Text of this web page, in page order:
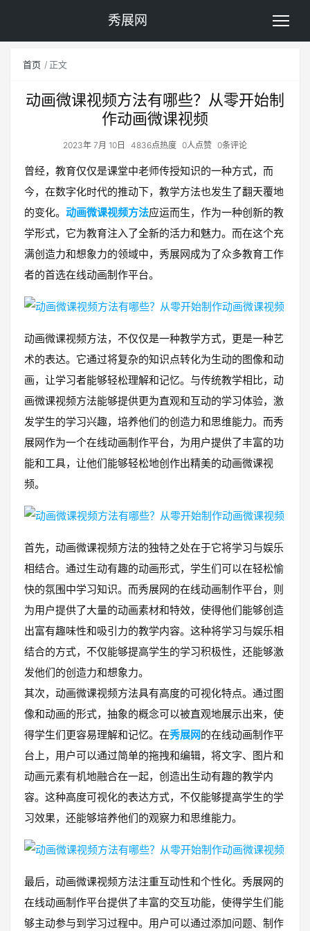
秀展网
首页 正文
动画微课视频方法有哪些？从零开始制
作动画微课视频
2023年 7月 10日 4836点热度 0人点赞 0条评论
曾经，教育仅仅是课堂中老师传授知识的一种方式，而
今，在数字化时代的推动下，教学方法也发生了翻天覆地
的变化。 动画微课视频方法应运而生，作为一种创新的教
学形式，它为教育注入了全新的活力和魅力。而在这个充
满创造力和想象力的领域中，秀展网成为了众多教育工作
者的首选在线动画制作平台。
动画微课视频方法，不仅仅是一种教学方式，更是一种艺
术的表达。它通过将复杂的知识点转化为生动的图像和动
画，让学习者能够轻松理解和记忆。与传统教学相比，动
画微课视频方法能够提供更为直观和互动的学习体验，激
发学生的学习兴趣，培养他们的创造力和思维能力。而秀
展网作为一个在线动画制作平台，为用户提供了丰富的功
能和工具，让他们能够轻松地创作出精美的动画微课视
频。
首先，动画微课视频方法的独特之处在于它将学习与娱乐
相结合。通过生动有趣的动画形式，学生们可以在轻松愉
快的氛围中学习知识。而秀展网的在线动画制作平台，则
为用户提供了大量的动画素材和特效，使得他们能够创造
出富有趣味性和吸引力的教学内容。这种将学习与娱乐相
结合的方式，不仅能够提高学生的学习积极性，还能够激
发他们的创造力和想象力。
其次，动画微课视频方法具有高度的可视化特点。通过图
像和动画的形式，抽象的概念可以被直观地展示出来，使
得学生们更容易理解和记忆。在秀展网的在线动画制作平
台上，用户可以通过简单的拖拽和编辑，将文字、图片和
动画元素有机地融合在一起，创造出生动有趣的教学内
容。这种高度可视化的表达方式，不仅能够提高学生的学
习效果，还能够培养他们的观察力和思维能力。
最后，动画微课视频方法注重互动性和个性化。秀展网的
在线动画制作平台提供了丰富的交互功能，使得学生们能
够主动参与到学习过程中。用户可以通过添加问题、制作